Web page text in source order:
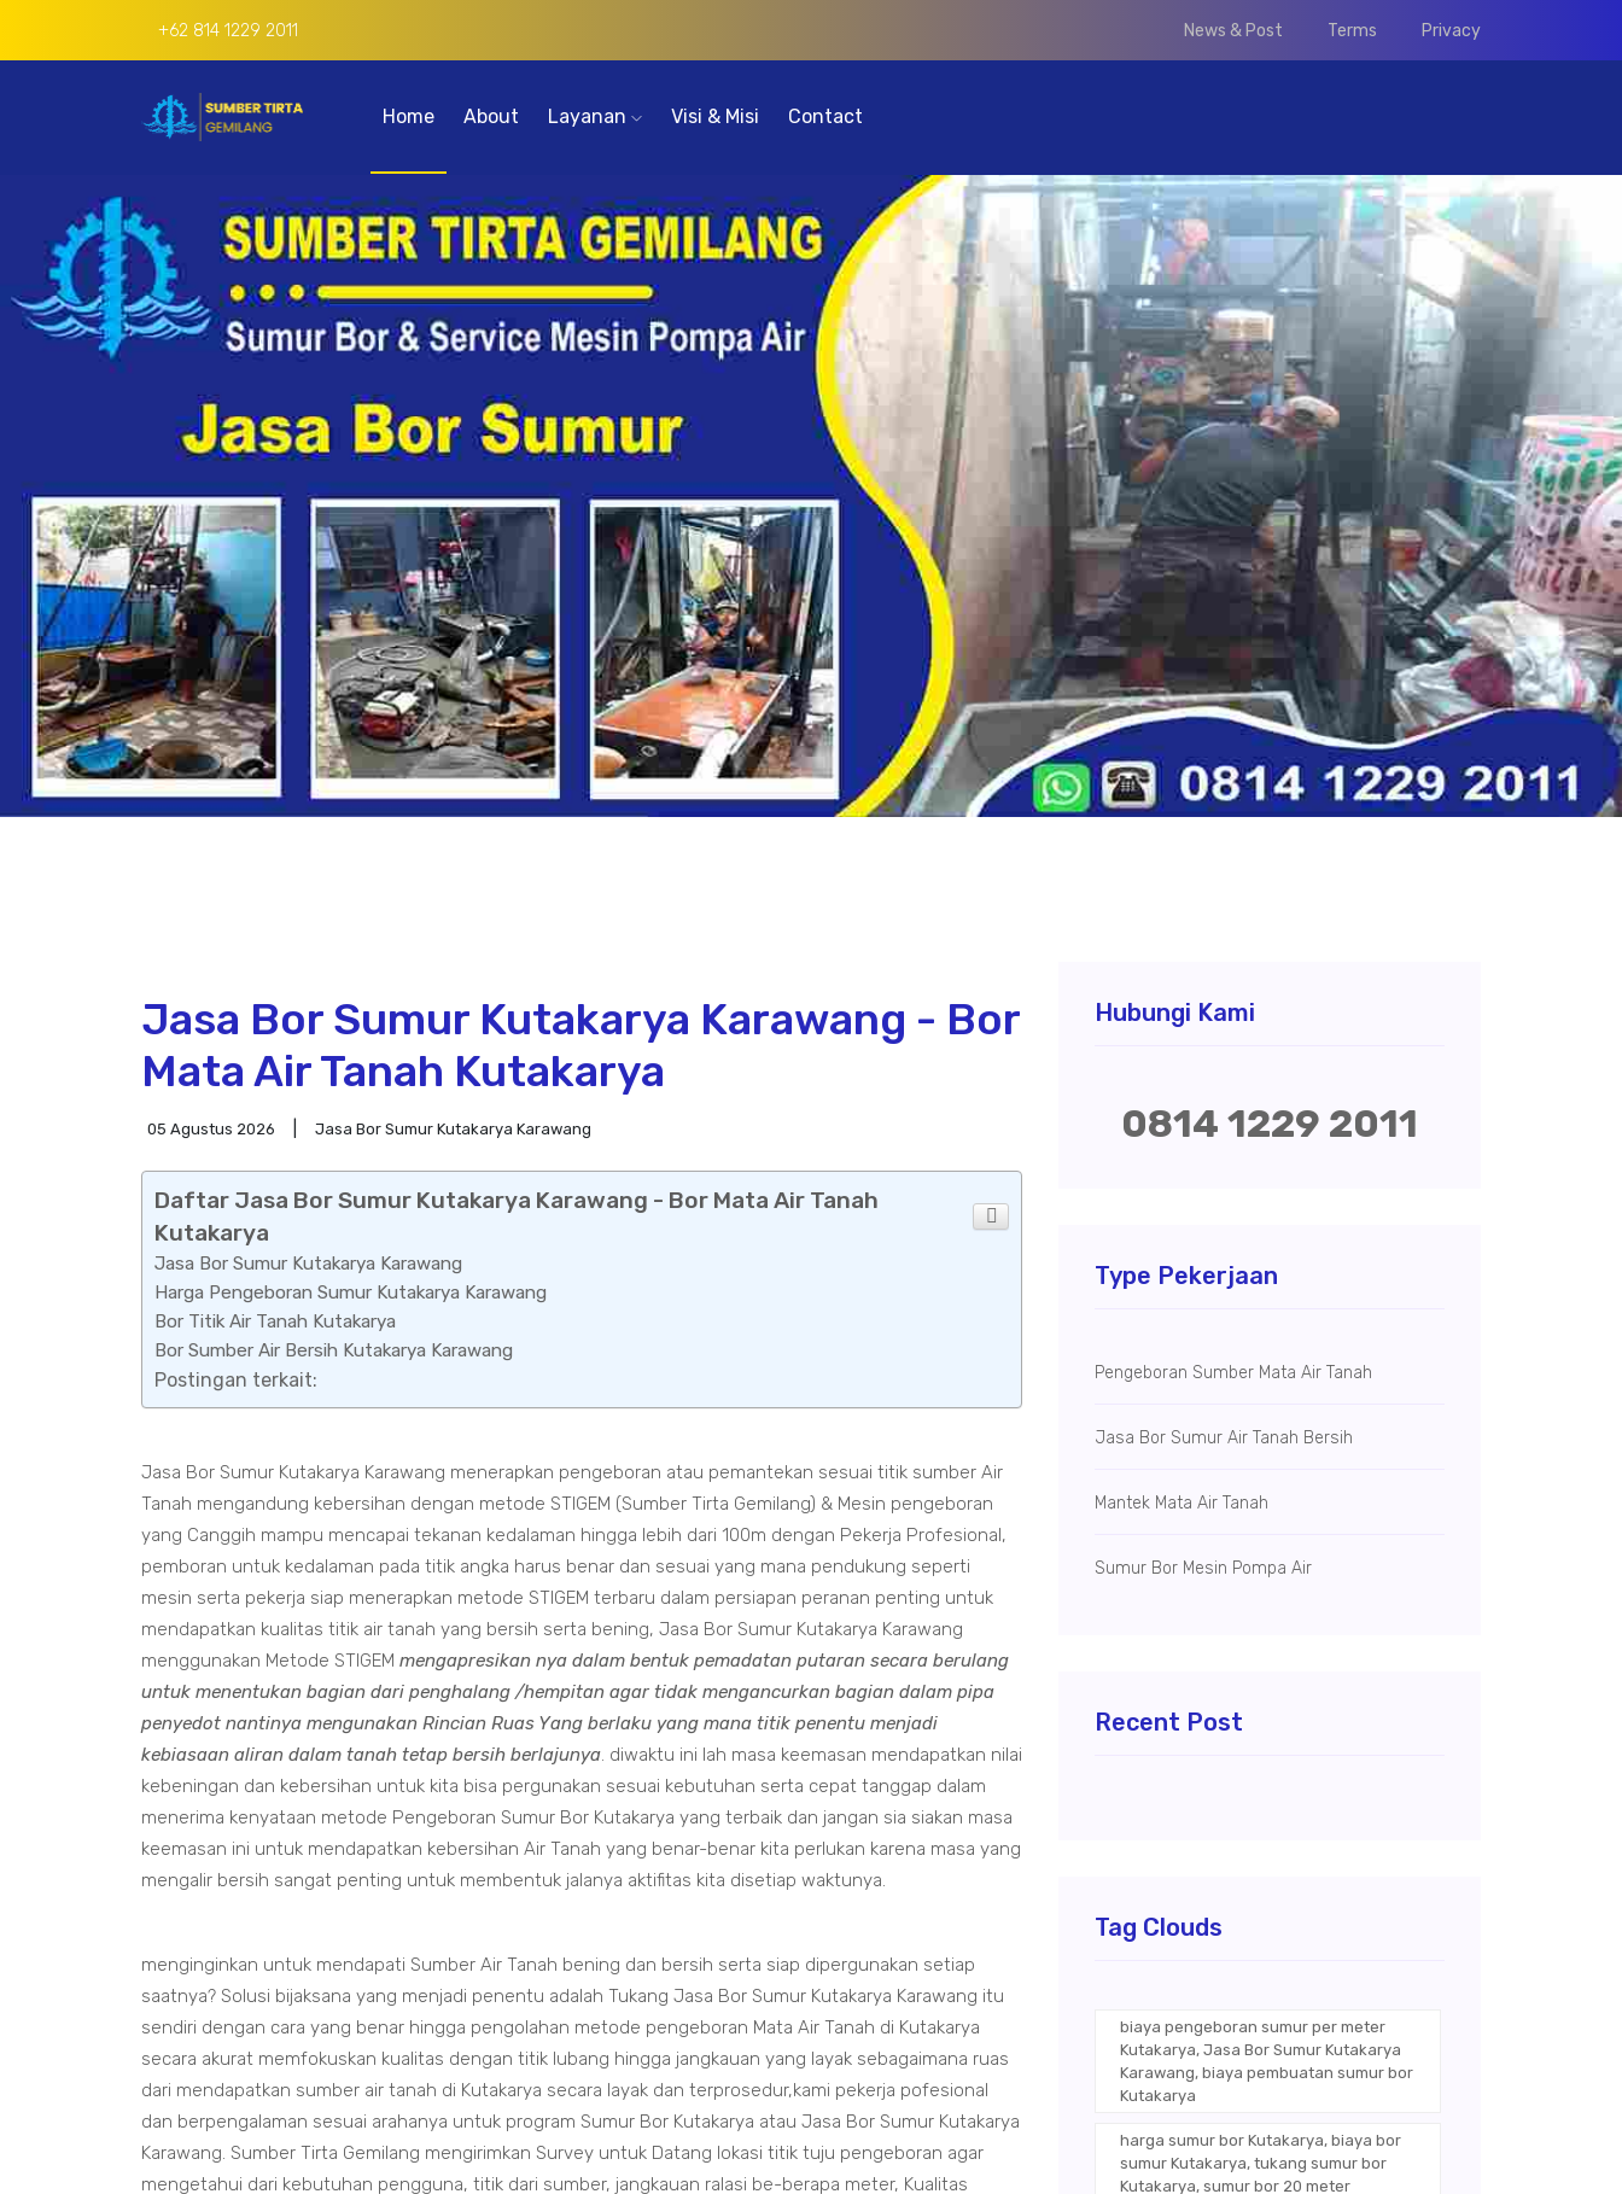
+62 814 1229 2011 News & Post Terms Privacy
Home About Layanan Visi & Misi Contact
Jasa Bor Sumur Kutakarya Karawang - Bor
Mata Air Tanah Kutakarya
05 Agustus 2026 Jasa Bor Sumur Kutakarya Karawang
Daftar Jasa Bor Sumur Kutakarya Karawang - Bor Mata Air Tanah
Kutakarya
Jasa Bor Sumur Kutakarya Karawang
Harga Pengeboran Sumur Kutakarya Karawang
Bor Titik Air Tanah Kutakarya
Bor Sumber Air Bersih Kutakarya Karawang
Postingan terkait:
Jasa Bor Sumur Kutakarya Karawang menerapkan pengeboran atau pemantekan sesuai titik sumber Air
Tanah mengandung kebersihan dengan metode STIGEM (Sumber Tirta Gemilang) & Mesin pengeboran
yang Canggih mampu mencapai tekanan kedalaman hingga lebih dari 100m dengan Pekerja Profesional,
pemboran untuk kedalaman pada titik angka harus benar dan sesuai yang mana pendukung seperti
mesin serta pekerja siap menerapkan metode STIGEM terbaru dalam persiapan peranan penting untuk
mendapatkan kualitas titik air tanah yang bersih serta bening, Jasa Bor Sumur Kutakarya Karawang
menggunakan Metode STIGEM mengapresikan nya dalam bentuk pemadatan putaran secara berulang
untuk menentukan bagian dari penghalang /hempitan agar tidak mengancurkan bagian dalam pipa
penyedot nantinya mengunakan Rincian Ruas Yang berlaku yang mana titik penentu menjadi
kebiasaan aliran dalam tanah tetap bersih berlajunya. diwaktu ini lah masa keemasan mendapatkan nilai
kebeningan dan kebersihan untuk kita bisa pergunakan sesuai kebutuhan serta cepat tanggap dalam
menerima kenyataan metode Pengeboran Sumur Bor Kutakarya yang terbaik dan jangan sia siakan masa
keemasan ini untuk mendapatkan kebersihan Air Tanah yang benar-benar kita perlukan karena masa yang
mengalir bersih sangat penting untuk membentuk jalanya aktifitas kita disetiap waktunya.
menginginkan untuk mendapati Sumber Air Tanah bening dan bersih serta siap dipergunakan setiap
saatnya? Solusi bijaksana yang menjadi penentu adalah Tukang Jasa Bor Sumur Kutakarya Karawang itu
sendiri dengan cara yang benar hingga pengolahan metode pengeboran Mata Air Tanah di Kutakarya
secara akurat memfokuskan kualitas dengan titik lubang hingga jangkauan yang layak sebagaimana ruas
dari mendapatkan sumber air tanah di Kutakarya secara layak dan terprosedur,kami pekerja pofesional
dan berpengalaman sesuai arahanya untuk program Sumur Bor Kutakarya atau Jasa Bor Sumur Kutakarya
Karawang. Sumber Tirta Gemilang mengirimkan Survey untuk Datang lokasi titik tuju pengeboran agar
mengetahui dari kebutuhan pengguna, titik dari sumber, jangkauan ralasi be-berapa meter, Kualitas
Hubungi Kami
0814 1229 2011
Type Pekerjaan
Pengeboran Sumber Mata Air Tanah
Jasa Bor Sumur Air Tanah Bersih
Mantek Mata Air Tanah
Sumur Bor Mesin Pompa Air
Recent Post
Tag Clouds
biaya pengeboran sumur per meter
Kutakarya, Jasa Bor Sumur Kutakarya
Karawang, biaya pembuatan sumur bor
Kutakarya
harga sumur bor Kutakarya, biaya bor
sumur Kutakarya, tukang sumur bor
Kutakarya, sumur bor 20 meter